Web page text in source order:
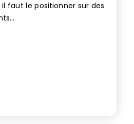
faut le positionner sur des